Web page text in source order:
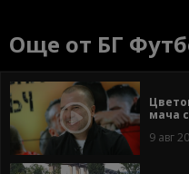
Още от БГ
мача
9 авг